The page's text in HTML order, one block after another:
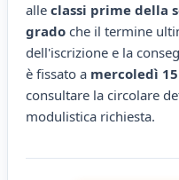
alle classi prime della
grado che il termine
dell'iscrizione e la
è fissato a mercoledì
consultare la circolare
modulistica richiesta.